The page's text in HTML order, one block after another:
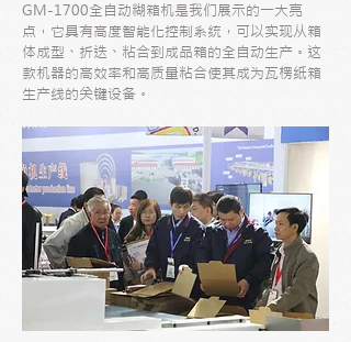
GM-1700全自动糊箱机是我们展示的一大亮
点，它具有高度智能化控制系统，可以实现从箱
体成型、折迭、粘合到成品箱的全自动生产。这
款机器的高效率和高质量粘合使其成为瓦楞纸箱
生产线的关键设备。